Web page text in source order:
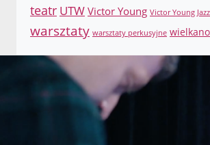
teatr UTW Victor Young Victor Young
warsztaty warsztaty perkusyjne